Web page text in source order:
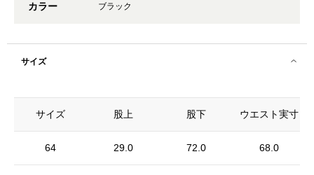
カラー ブラック
サイズ
サイズ
64
股上 股下 ウエスト実寸
29.0 72.0 68.0